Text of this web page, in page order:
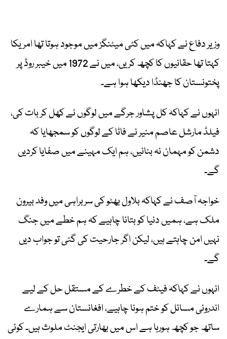
وزیر دفاع نے کہاکہ میں کئی میٹنگز میں موجود ہوتا تھا امریکا
کہتا تھا حقانیوں کا کچھ کریں، میں نے 1972 میں خیبر روڈ پر
پختونستان کا جھنڈا دیکھا ہوا ہے۔
انہوں نے کہاکہ کل پشاور جرگے میں لوگوں نے کھل کر بات کی،
فیلڈ مارشل عاصم منیر نے فاٹا کے لوگوں کو سمجھایا کہ
دشمن کو مہمان نہ بنائیں، ہم ایک مہینے میں صفایا کردیں
گے۔
خواجہ آصف نے کہاکہ بلاول بھٹو کی سربراہی میں وفد بیرون
ملک ہے، ہمیں دنیا کو بتانا چاہیے کہ ہم خطے میں جنگ
نہیں امن چاہتے ہیں، لیکن اگر جارحیت کی گئی تو جواب دیں
گے۔
انہوں نے کہاکہ فیٹف کے خطرے کے مستقل حل کے لیے
اندرونی مسائل کو ختم ہونا چاہیے، افغانستان سے ہمارے
ساتھ جو کچھ ہورہا ہے اس میں بھارتی ایجنٹ ملوث ہیں۔ کوئی